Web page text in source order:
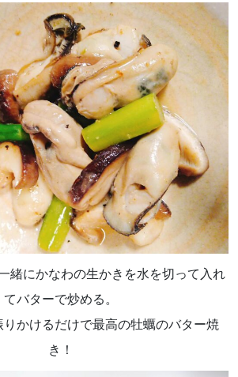
緒にかなわの生かきを水を切って入れ
てバターで炒める。
かけるだけで最高の牡蠣のバター焼
き！